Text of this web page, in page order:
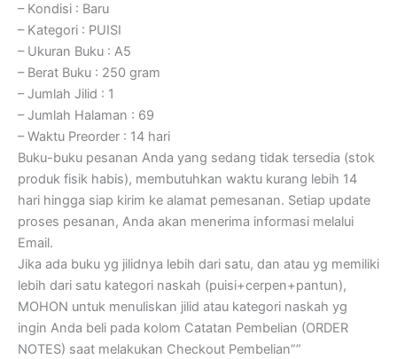
– Kondisi : Baru
– Kategori : PUISI
– Ukuran Buku : A5
– Berat Buku : 250 gram
– Jumlah Jilid : 1
– Jumlah Halaman : 69
– Waktu Preorder : 14 hari
Buku-buku pesanan Anda yang sedang tidak tersedia (stok
produk fisik habis), membutuhkan waktu kurang lebih 14
hari hingga siap kirim ke alamat pemesanan. Setiap update
proses pesanan, Anda akan menerima informasi melalui
Email.
Jika ada buku yg jilidnya lebih dari satu, dan atau yg memiliki
lebih dari satu kategori naskah (puisi+cerpen+pantun),
MOHON untuk menuliskan jilid atau kategori naskah yg
ingin Anda beli pada kolom Catatan Pembelian (ORDER
NOTES) saat melakukan Checkout Pembelian””